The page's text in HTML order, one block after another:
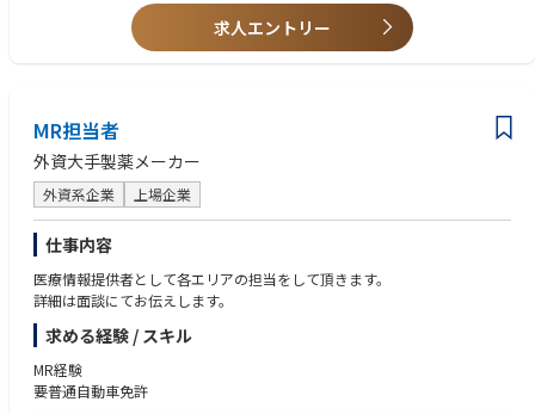
• システムを使用した手術に立会い、製品の安全使用のためにサポートす
式の採用に繋がる営業活動、マーケティング活動のサポートやコーディネ
ーションを行う。
• 日報（営業・症例報告、営業活動の結果）や経費精算、社内オンライン
トレーニングや社内システムを使用した事務処理を行う。
・医療業界、特に医療機器業界経験者
求人エントリー
MR担当者
外資大手製薬メーカー
外資系企業 上場企業
仕事内容
医療情報提供者として各エリアの担当をして頂きます。
詳細は面談にてお伝えします。
求める経験 / スキル
MR経験
要普通自動車免許